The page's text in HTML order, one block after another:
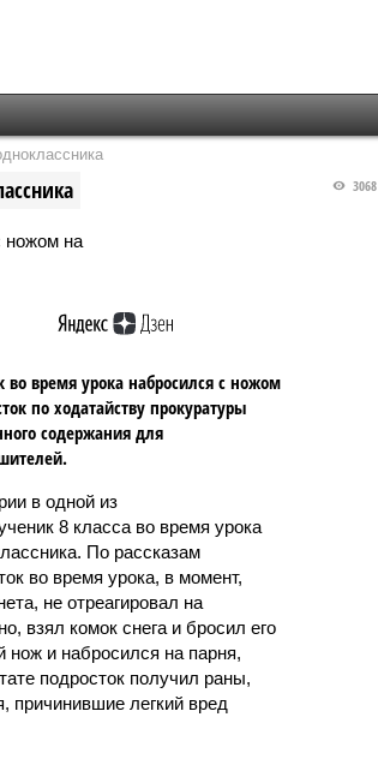
3068
время урока набросился с ножом
по ходатайству прокуратуры
содержания для
в одной из
8 класса во время урока
По рассказам
во время урока, в момент,
не отреагировал на
взял комок снега и бросил его
нож и набросился на парня,
подросток получил раны,
причинившие легкий вред